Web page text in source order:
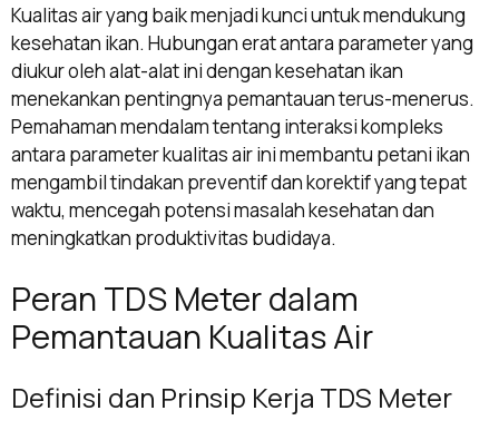
Kualitas air yang baik menjadi kunci untuk mendukung
kesehatan ikan. Hubungan erat antara parameter yang
diukur oleh alat-alat ini dengan kesehatan ikan
menekankan pentingnya pemantauan terus-menerus.
Pemahaman mendalam tentang interaksi kompleks
antara parameter kualitas air ini membantu petani ikan
mengambil tindakan preventif dan korektif yang tepat
waktu, mencegah potensi masalah kesehatan dan
meningkatkan produktivitas budidaya.
Peran TDS Meter dalam
Pemantauan Kualitas Air
Definisi dan Prinsip Kerja TDS Meter